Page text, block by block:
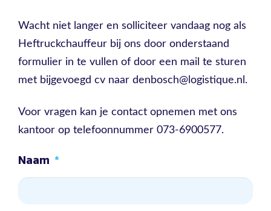
Wacht niet langer en solliciteer vandaag nog als
Heftruckchauffeur bij ons door onderstaand
formulier in te vullen of door een mail te sturen
met bijgevoegd cv naar denbosch@logistique.nl.
Voor vragen kan je contact opnemen met ons
kantoor op telefoonnummer 073-6900577.
Naam *